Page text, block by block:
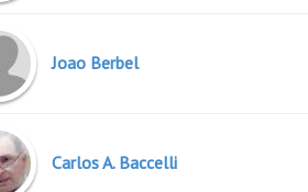
Joao Berbel
Carlos A. Baccelli